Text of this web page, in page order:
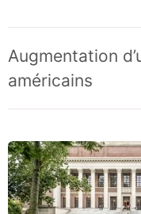
Augmentation
américains